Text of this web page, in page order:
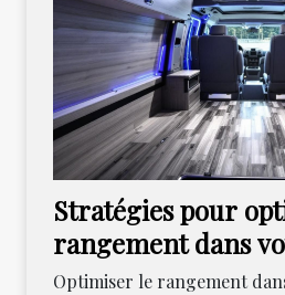
Stratégies pour
rangement dans
camping-car
Optimiser le rangement